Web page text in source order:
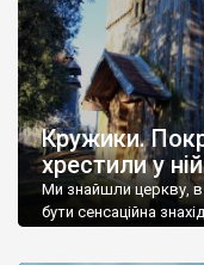
Кружики.
хрестили у
Ми знайшли церкву, в
бути сенсаційна